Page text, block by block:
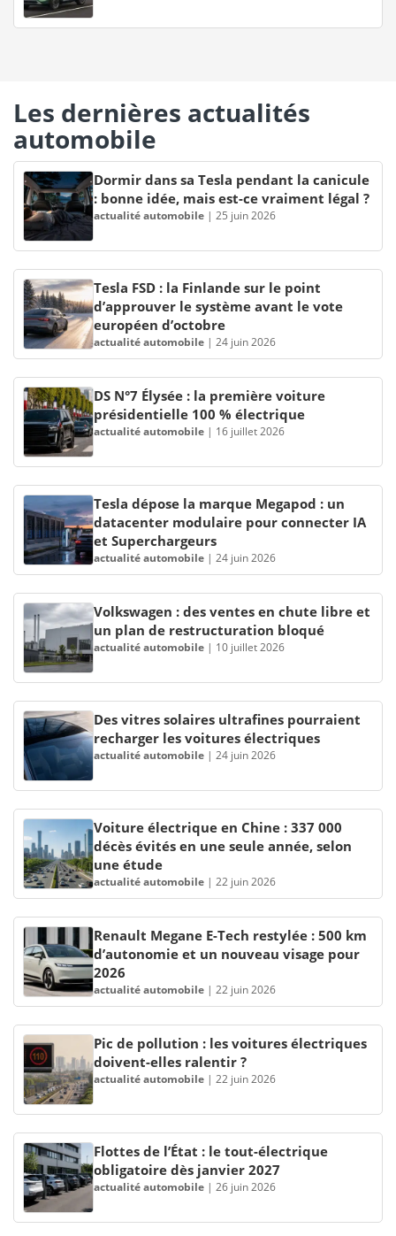
Les dernières actualités
automobile
Dormir dans sa Tesla pendant la canicule
: bonne idée, mais est-ce vraiment légal ?
actualité automobile | 25 juin 2026
Tesla FSD : la Finlande sur le point
d’approuver le système avant le vote
européen d’octobre
actualité automobile | 24 juin 2026
DS N°7 Élysée : la première voiture
présidentielle 100 % électrique
actualité automobile | 16 juillet 2026
Tesla dépose la marque Megapod : un
datacenter modulaire pour connecter IA
et Superchargeurs
actualité automobile | 24 juin 2026
Volkswagen : des ventes en chute libre et
un plan de restructuration bloqué
actualité automobile | 10 juillet 2026
Des vitres solaires ultrafines pourraient
recharger les voitures électriques
actualité automobile | 24 juin 2026
Voiture électrique en Chine : 337 000
décès évités en une seule année, selon
une étude
actualité automobile | 22 juin 2026
Renault Megane E-Tech restylée : 500 km
d’autonomie et un nouveau visage pour
2026
actualité automobile | 22 juin 2026
Pic de pollution : les voitures électriques
doivent-elles ralentir ?
actualité automobile | 22 juin 2026
Flottes de l’État : le tout-électrique
obligatoire dès janvier 2027
actualité automobile | 26 juin 2026